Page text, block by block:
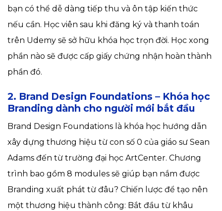
bạn có thể dễ dàng tiếp thu và ôn tập kiến thức
nếu cần. Học viên sau khi đăng ký và thanh toán
trên Udemy sẽ sở hữu khóa học trọn đời. Học xong
phần nào sẽ được cấp giấy chứng nhận hoàn thành
phần đó.
2. Brand Design Foundations – Khóa học
Branding dành cho người mới bắt đầu
Brand Design Foundations là khóa học hướng dẫn
xây dựng thương hiệu từ con số 0 của giáo sư Sean
Adams đến từ trường đại học ArtCenter. Chương
trình bao gồm 8 modules sẽ giúp bạn nắm được
Branding xuất phát từ đâu? Chiến lược để tạo nên
một thương hiệu thành công: Bắt đầu từ khâu